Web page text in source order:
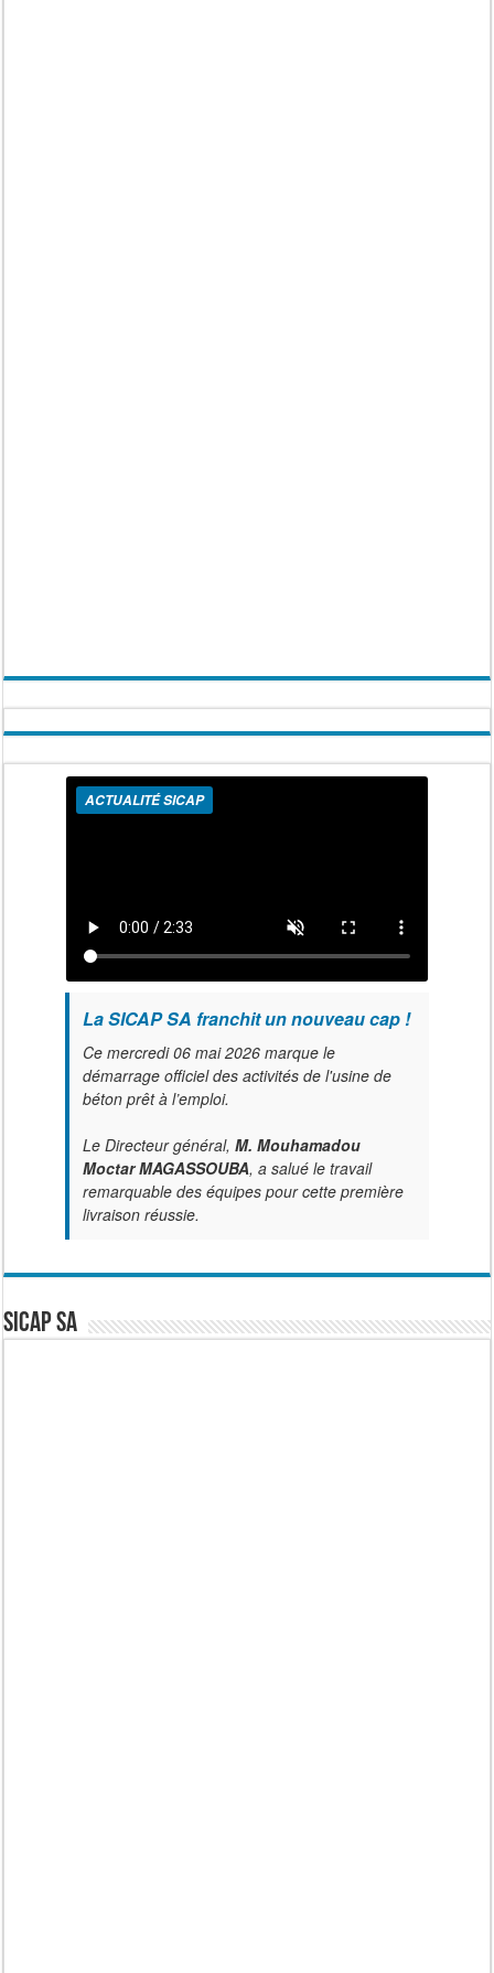
ACTUALITÉ SICAP
La SICAP SA franchit un nouveau cap !
Ce mercredi 06 mai 2026 marque le
démarrage officiel des activités de l'usine de
béton prêt à l’emploi.
Le Directeur général, M. Mouhamadou
Moctar MAGASSOUBA, a salué le travail
remarquable des équipes pour cette première
livraison réussie.
SICAP SA